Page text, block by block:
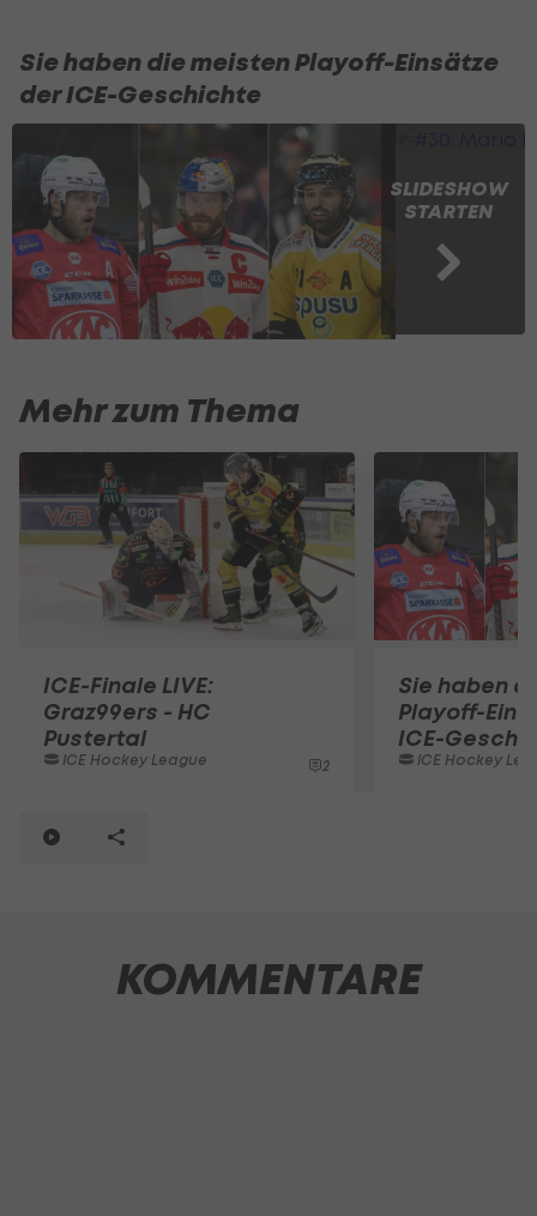
Sie haben die meisten Playoff-Einsätze
der ICE-Geschichte
SLIDESHOW
STARTEN
Mehr zum Thema
ICE-Finale LIVE:
Graz99ers - HC
Pustertal
ICE Hockey League 2
Sie haben
Playoff-
ICE-
ICE Hockey
KOMMENTARE